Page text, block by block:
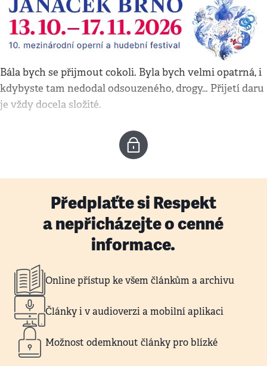
Bála bych se přijmout cokoli. Byla bych velmi opatrná, i
kdybyste tam nedodal odsouzeného, drogy… Přijetí daru
je vždy docela složité.
Předplaťte si Respekt
a nepřicházejte o cenné
informace.
Online přístup ke všem článkům a archivu
Články i v audioverzi a mobilní aplikaci
Možnost odemknout články pro blízké